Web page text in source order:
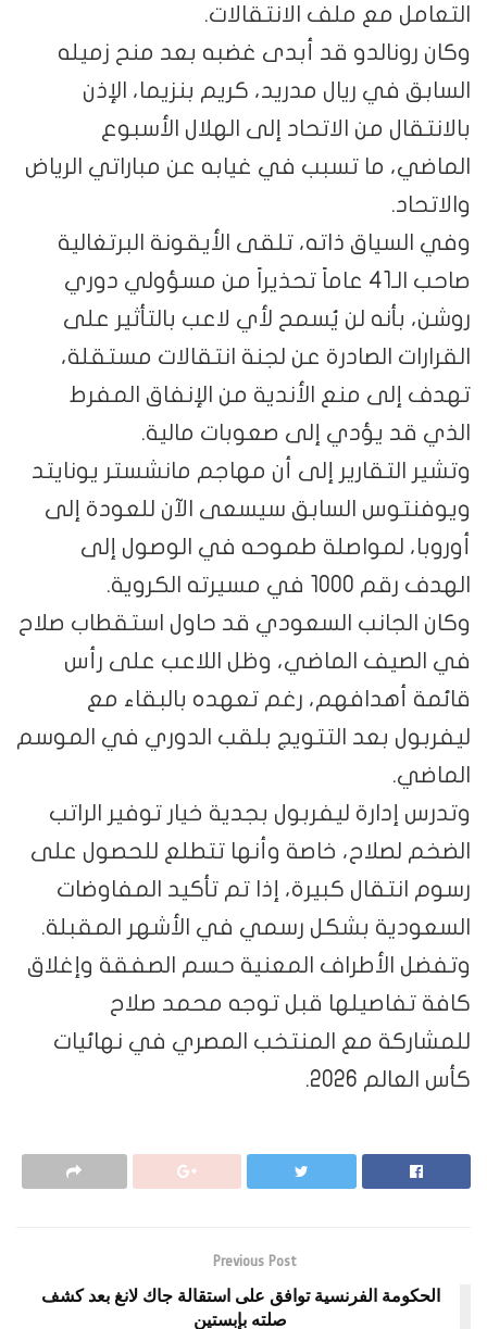
التعامل مع ملف الانتقالات.
وكان رونالدو قد أبدى غضبه بعد منح زميله
السابق في ريال مدريد، كريم بنزيما، الإذن
بالانتقال من الاتحاد إلى الهلال الأسبوع
الماضي، ما تسبب في غيابه عن مباراتي الرياض
والاتحاد.
وفي السياق ذاته، تلقى الأيقونة البرتغالية
صاحب الـ41 عاماً تحذيراً من مسؤولي دوري
روشن، بأنه لن يُسمح لأي لاعب بالتأثير على
القرارات الصادرة عن لجنة انتقالات مستقلة،
تهدف إلى منع الأندية من الإنفاق المفرط
الذي قد يؤدي إلى صعوبات مالية.
وتشير التقارير إلى أن مهاجم مانشستر يونايتد
ويوفنتوس السابق سيسعى الآن للعودة إلى
أوروبا، لمواصلة طموحه في الوصول إلى
الهدف رقم 1000 في مسيرته الكروية.
وكان الجانب السعودي قد حاول استقطاب صلاح
في الصيف الماضي، وظل اللاعب على رأس
قائمة أهدافهم، رغم تعهده بالبقاء مع
ليفربول بعد التتويج بلقب الدوري في الموسم
الماضي.
وتدرس إدارة ليفربول بجدية خيار توفير الراتب
الضخم لصلاح، خاصة وأنها تتطلع للحصول على
رسوم انتقال كبيرة، إذا تم تأكيد المفاوضات
السعودية بشكل رسمي في الأشهر المقبلة.
وتفضل الأطراف المعنية حسم الصفقة وإغلاق
كافة تفاصيلها قبل توجه محمد صلاح
للمشاركة مع المنتخب المصري في نهائيات
كأس العالم 2026.
Previous Post
الحكومة الفرنسية توافق على استقالة جاك لانغ بعد كشف
صلته بإبستين